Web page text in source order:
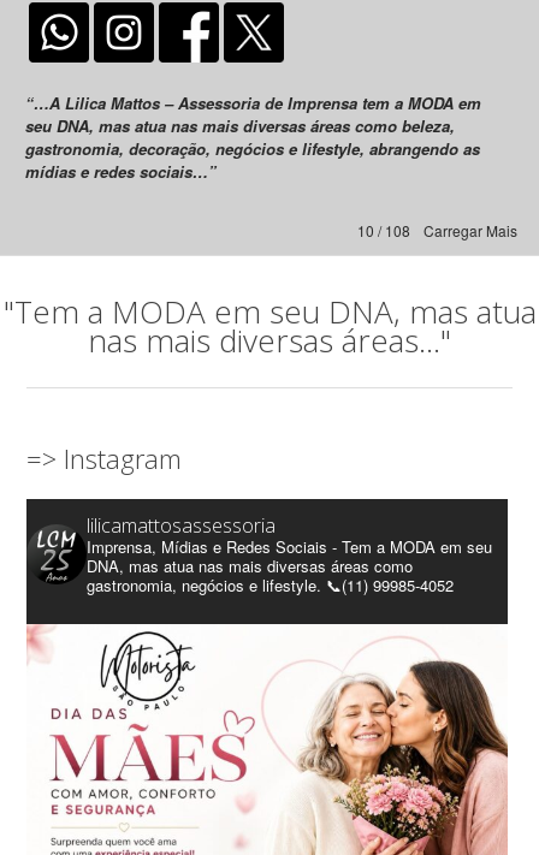
“…A Lilica Mattos – Assessoria de Imprensa tem a MODA em
seu DNA, mas atua nas mais diversas áreas como beleza,
gastronomia, decoração, negócios e lifestyle, abrangendo as
mídias e redes sociais…”
Carregar Mais
10 / 108
"Tem a MODA em seu DNA, mas atua
nas mais diversas áreas..."
=> Instagram
lilicamattosassessoria
Imprensa, Mídias e Redes Sociais - Tem a MODA em seu
DNA, mas atua nas mais diversas áreas como
gastronomia, negócios e lifestyle. 📞(11) 99985-4052